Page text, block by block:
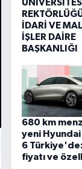
İDARİ VE
İŞLER DAİRE
BAŞKANLIĞI
680 km
yeni
6
fiyatı ve